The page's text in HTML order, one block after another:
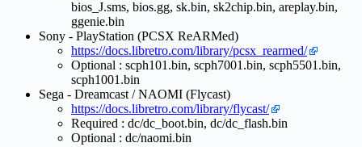
bios_J.sms, bios.gg, sk.bin, sk2chip.bin, areplay.bin,
ggenie.bin
Sony - PlayStation (PCSX ReARMed)
https://docs.libretro.com/library/pcsx_rearmed/
Optional : scph101.bin, scph7001.bin, scph5501.bin,
scph1001.bin
Sega - Dreamcast / NAOMI (Flycast)
https://docs.libretro.com/library/flycast/
Required : dc/dc_boot.bin, dc/dc_flash.bin
Optional : dc/naomi.bin